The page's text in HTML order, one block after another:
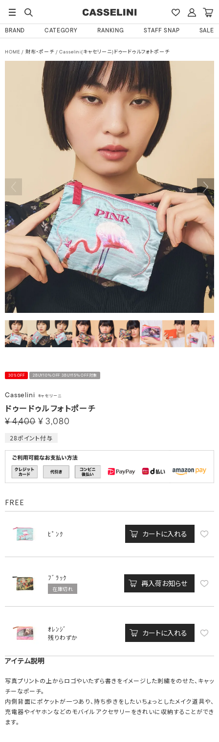
BRAND CATEGORY RANKING STAFF SNAP SALE
HOME 財布・ポーチ Casselini(キャセリーニ)ドゥードゥルフォトポーチ
30%OFF 2BUY10％OFF 3BUY15％OFF対象
Casselini キャセリーニ
ドゥードゥルフォトポーチ
¥ 4,400 ¥ 3,080
28ポイント付与
FREE
ﾋﾟﾝｸ カートに入れる
ﾌﾞﾗｯｸ
在庫切れ
再入荷お知らせ
ｵﾚﾝｼﾞ
残りわずか カートに入れる
アイテム説明
写真プリントの上からロゴやいたずら書きをイメージした刺繍をのせた、キャッ
チーなポーチ。
内側背面にポケットが一つあり、持ち歩きをしたいちょっとしたメイク道具や、
充電器やイヤホンなどのモバイルアクセサリーをきれいに収納することができ
ます。